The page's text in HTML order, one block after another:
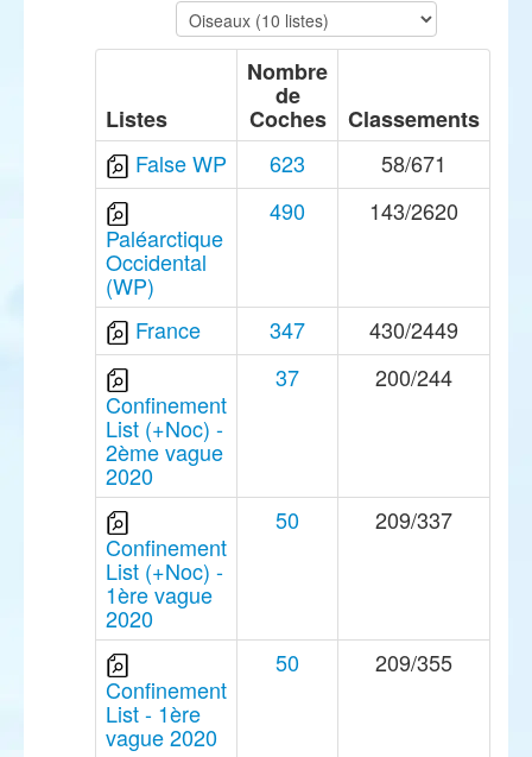
Listes
Nombre
de
Coches
Classements
False WP
623 58/671
Paléarctique
Occidental
(WP)
490 143/2620
France 347 430/2449
Confinement
List (+Noc) -
2ème vague
2020
37 200/244
Confinement
List (+Noc) -
1ère vague
2020
50 209/337
Confinement
List - 1ère
vague 2020
50 209/355